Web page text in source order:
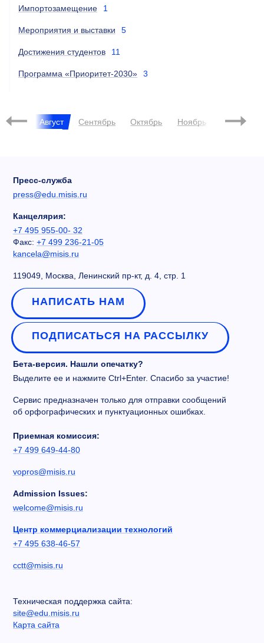
Импортозамещение 1
Мероприятия и выставки 5
Достижения студентов 11
Программа «Приоритет-2030» 3
Июль Август Сентябрь Октябрь Ноябрь Декабрь
Пресс-служба
press@edu.misis.ru
Канцелярия:
+7 495 955-00- 32
Факс: +7 499 236-21-05
kancela@misis.ru
119049, Москва, Ленинский пр-кт, д. 4, стр. 1
НАПИСАТЬ НАМ
ПОДПИСАТЬСЯ НА РАССЫЛКУ
Бета-версия. Нашли опечатку?
Выделите ее и нажмите Ctrl+Enter. Спасибо за участие!
Сервис предназначен только для отправки сообщений
об орфографических и пунктуационных ошибках.
Приемная комиссия:
+7 499 649-44-80
vopros@misis.ru
Admission Issues:
welcome@misis.ru
Центр коммерциализации технологий
+7 495 638-46-57
cctt@misis.ru
Техническая поддержка сайта:
site@edu.misis.ru
Карта сайта